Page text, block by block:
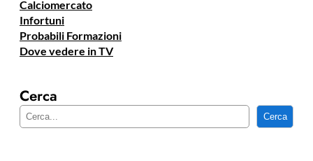
Calciomercato
Infortuni
Probabili Formazioni
Dove vedere in TV
Cerca
e
Cerca